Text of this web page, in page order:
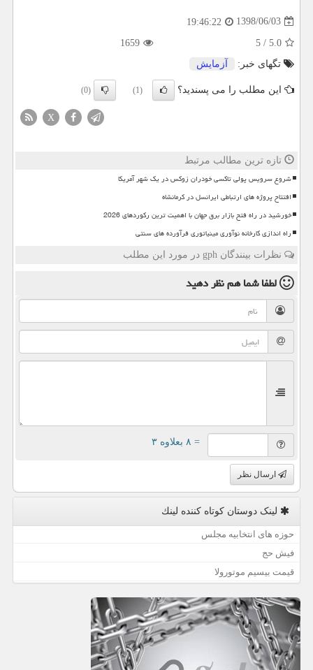
1398/06/03
19:46:22
5.0
/
5
1659
تگهای خبر:
آزمایش
این مطلب را می پسندید؟ (1)
(0)
X
تازه ترین مطالب مرتبط
شروع سرویس پولی تاکسی خودران زوکس در یک شهر آمریکا
افتتاح پروژه های ارتباطی ایرانسل در کرمانشاه
خورشید در راه فتح بازار برق جهان با اهمیت ترین رکوردهای 2026
راه اندازی کارخانه نوآوری مینیاتوری فرآورده های سنتی
نظرات بینندگان gph در مورد این مطلب
لطفا شما همنظر دهید
= ۸ بعلاوه ۳
ارسال نظر
لینک دوستان كوتاه كننده لینك
حوزه های انتخابیه مجلس
فیش حج
قیمت بیسیم موتورولا